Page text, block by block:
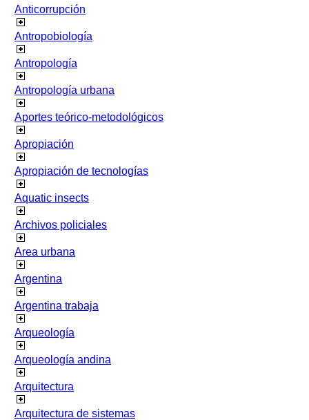
Anticorrupción
Antropobiología
Antropología
Antropología urbana
Aportes teórico-metodológicos
Apropiación
Apropiación de tecnologías
Aquatic insects
Archivos policiales
Area urbana
Argentina
Argentina trabaja
Arqueología
Arqueología andina
Arquitectura
Arquitectura de sistemas